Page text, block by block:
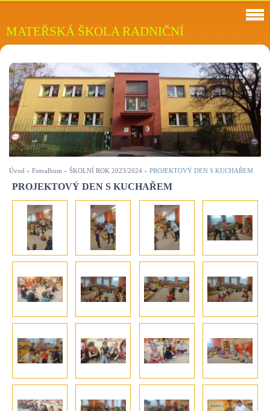
MATEŘSKÁ ŠKOLA RADNIČNÍ
Úvod » Fotoalbum » ŠKOLNÍ ROK 2023/2024 » PROJEKTOVÝ DEN S KUCHAŘEM
PROJEKTOVÝ DEN S KUCHAŘEM